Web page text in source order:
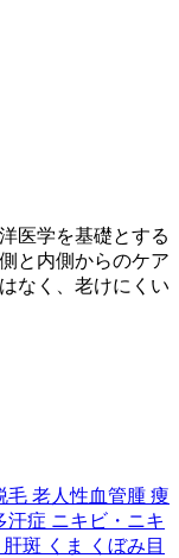
医学を基礎とする
と内側からのケア
なく、老けにくい
毛 老人性血管腫 痩
汗症 ニキビ・ニキ
斑 くま
くぼみ目